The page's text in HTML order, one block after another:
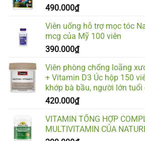
490.000₫
Viên uống hỗ trợ mọc tóc
mcg của Mỹ 100 viên
390.000₫
Viên phòng chống loãng
+ Vitamin D3 Úc hộp 150
khớp bà bầu, người lớn tuổi
420.000₫
VITAMIN TỔNG HỢP
MULTIVITAMIN CỦA